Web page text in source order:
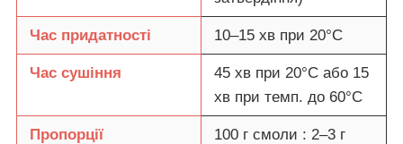
Час придатності 10–15 хв при 20°C
Час сушіння
45 хв при 20°C або 15
хв при темп. до 60°C
Пропорції
100 г смоли : 2–3 г